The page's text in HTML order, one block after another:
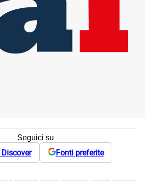
Seguici su
Discover Fonti preferite